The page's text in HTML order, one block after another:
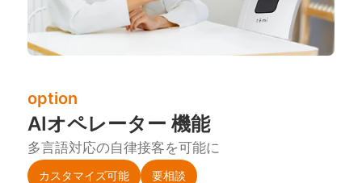
option
AIオペレーター 機能
多言語対応の自律接客を可能に
カスタマイズ可能 要相談